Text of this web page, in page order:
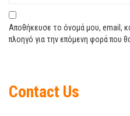
Αποθήκευσε το όνομά μου, email,
πλοηγό για την επόμενη φορά που
Contact Us